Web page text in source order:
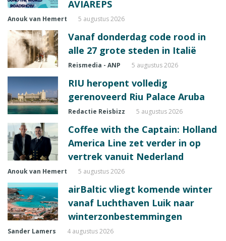
AVIAREPS
Anouk van Hemert 5 augustus 2026
Vanaf donderdag code rood in
alle 27 grote steden in Italië
Reismedia - ANP 5 augustus 2026
RIU heropent volledig
gerenoveerd Riu Palace Aruba
Redactie Reisbizz 5 augustus 2026
Coffee with the Captain: Holland
America Line zet verder in op
vertrek vanuit Nederland
Anouk van Hemert 5 augustus 2026
airBaltic vliegt komende winter
vanaf Luchthaven Luik naar
winterzonbestemmingen
Sander Lamers 4 augustus 2026